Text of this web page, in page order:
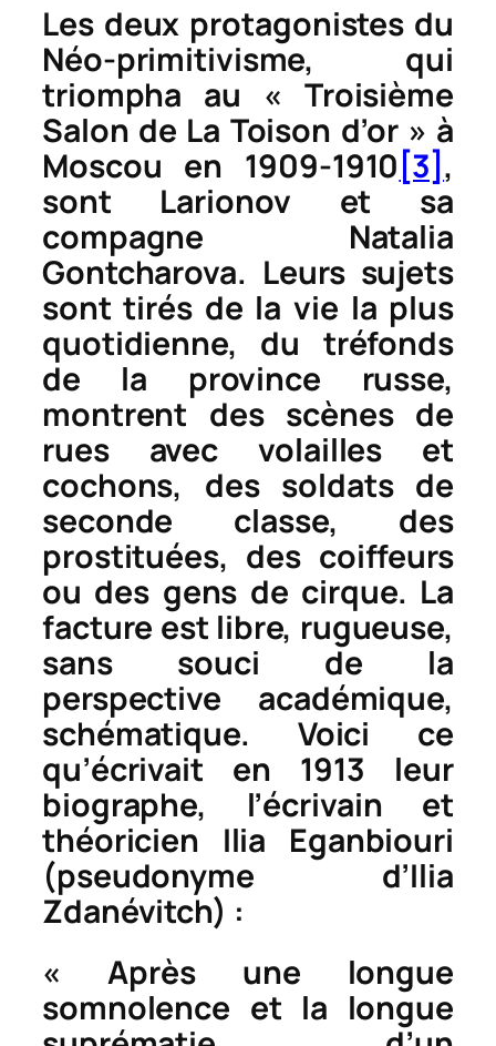
Les deux protagonistes du
Néo-primitivisme, qui
triompha au « Troisième
Salon de La Toison d’or » à
Moscou en 1909-1910 [3] ,
sont Larionov et sa
compagne Natalia
Gontcharova. Leurs sujets
sont tirés de la vie la plus
quotidienne, du tréfonds
de la province russe,
montrent des scènes de
rues avec volailles et
cochons, des soldats de
seconde classe, des
prostituées, des coiffeurs
ou des gens de cirque. La
facture est libre, rugueuse,
sans souci de la
perspective académique,
schématique. Voici ce
qu’écrivait en 1913 leur
biographe, l’écrivain et
théoricien Ilia Eganbiouri
(pseudonyme d’Ilia
Zdanévitch) :
« Après une longue
somnolence et la longue